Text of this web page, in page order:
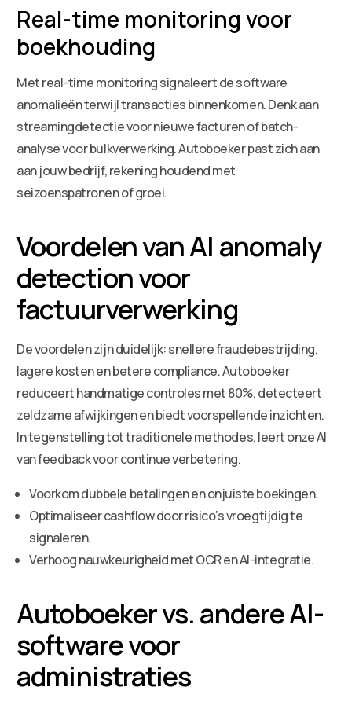
Real-time monitoring voor
boekhouding
Met real-time monitoring signaleert de software
anomalieën terwijl transacties binnenkomen. Denk aan
streamingdetectie voor nieuwe facturen of batch-
analyse voor bulkverwerking. Autoboeker past zich aan
aan jouw bedrijf, rekening houdend met
seizoenspatronen of groei.
Voordelen van AI anomaly
detection voor
factuurverwerking
De voordelen zijn duidelijk: snellere fraudebestrijding,
lagere kosten en betere compliance. Autoboeker
reduceert handmatige controles met 80%, detecteert
zeldzame afwijkingen en biedt voorspellende inzichten.
In tegenstelling tot traditionele methodes, leert onze AI
van feedback voor continue verbetering.
Voorkom dubbele betalingen en onjuiste boekingen.
Optimaliseer cashflow door risico’s vroegtijdig te
signaleren.
Verhoog nauwkeurigheid met OCR en AI-integratie.
Autoboeker vs. andere AI-
software voor
administraties